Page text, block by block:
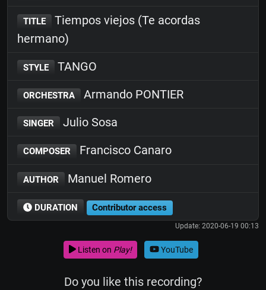
TITLE
Tiempos viejos (Te acordas
hermano)
STYLE TANGO
ORCHESTRA Armando PONTIER
SINGER Julio Sosa
COMPOSER Francisco Canaro
AUTHOR Manuel Romero
DURATION Contributor access
Update: 2020-06-19 00:13
Listen on Play! YouTube
Do you like this recording?